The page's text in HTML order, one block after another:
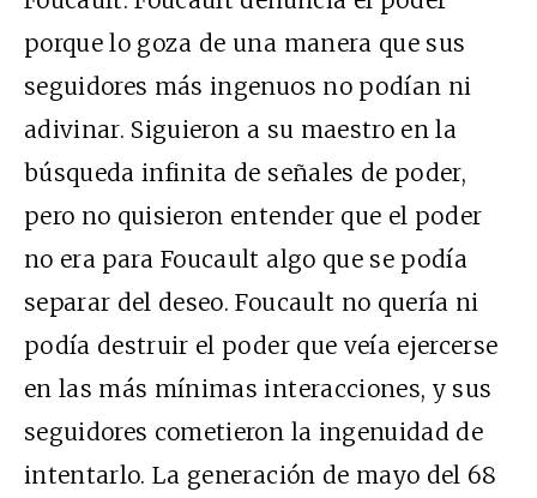
porque lo goza de una manera que sus
seguidores más ingenuos no podían ni
adivinar. Siguieron a su maestro en la
búsqueda infinita de señales de poder,
pero no quisieron entender que el poder
no era para Foucault algo que se podía
separar del deseo. Foucault no quería ni
podía destruir el poder que veía ejercerse
en las más mínimas interacciones, y sus
seguidores cometieron la ingenuidad de
intentarlo. La generación de mayo del 68